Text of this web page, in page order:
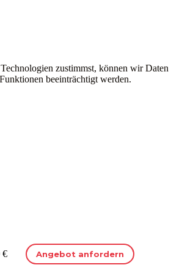
zustimmst, können wir Daten
beeinträchtigt werden.
€ Angebot anfordern